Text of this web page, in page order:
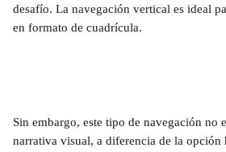
desafío. La navegación vertical es ideal
en formato de cuadrícula.
Sin embargo, este tipo de navegación no
narrativa visual, a diferencia de la opción